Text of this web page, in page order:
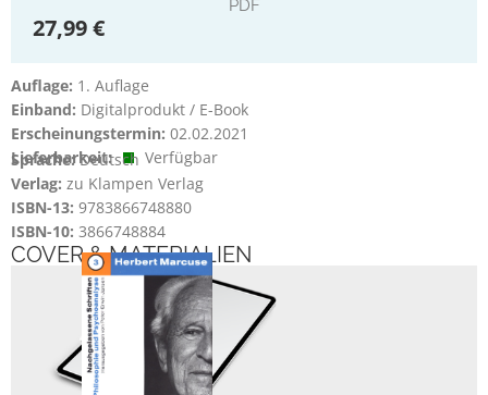
PDF
27,99 €
Auflage: 1. Auflage
Einband: Digitalprodukt / E-Book
Erscheinungstermin: 02.02.2021
Lieferbarkeit:
Verfügbar
Sprache:Deutsch
Verlag: zu Klampen Verlag
ISBN-13: 9783866748880
ISBN-10: 3866748884
COVER & MATERIALIEN